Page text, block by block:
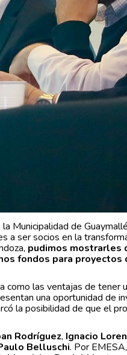
Municipalidad de
a ser socios en la
pudimos mostrarles
fondos para proyectos
como las ventajas de tener
una oportunidad de
la posibilidad de que el
Rodríguez, Ignacio
Belluschi. Por